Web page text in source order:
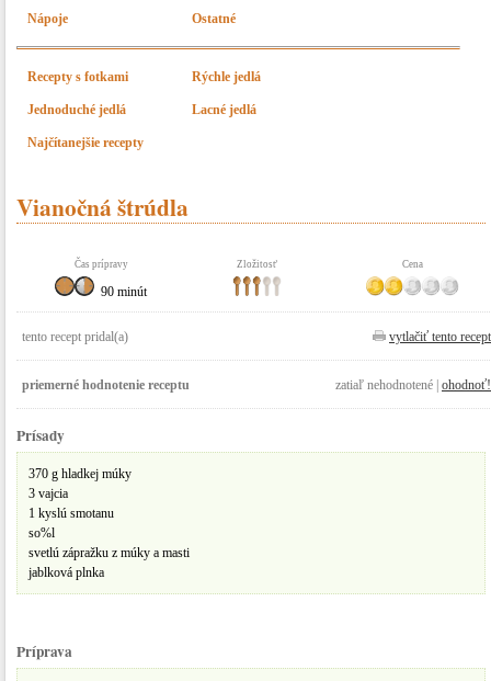
Nápoje Ostatné
Recepty s fotkami Rýchle jedlá
Jednoduché jedlá Lacné jedlá
Najčítanejšie recepty
Vianočná štrúdla
Čas prípravy Zložitosť Cena
90 minút
tento recept pridal(a) vytlačiť tento recept
priemerné hodnotenie receptu zatiaľ nehodnotené | ohodnoť!
Prísady
370 g hladkej múky
3 vajcia
1 kyslú smotanu
so%l
svetlú zápražku z múky a masti
jablková plnka
Príprava